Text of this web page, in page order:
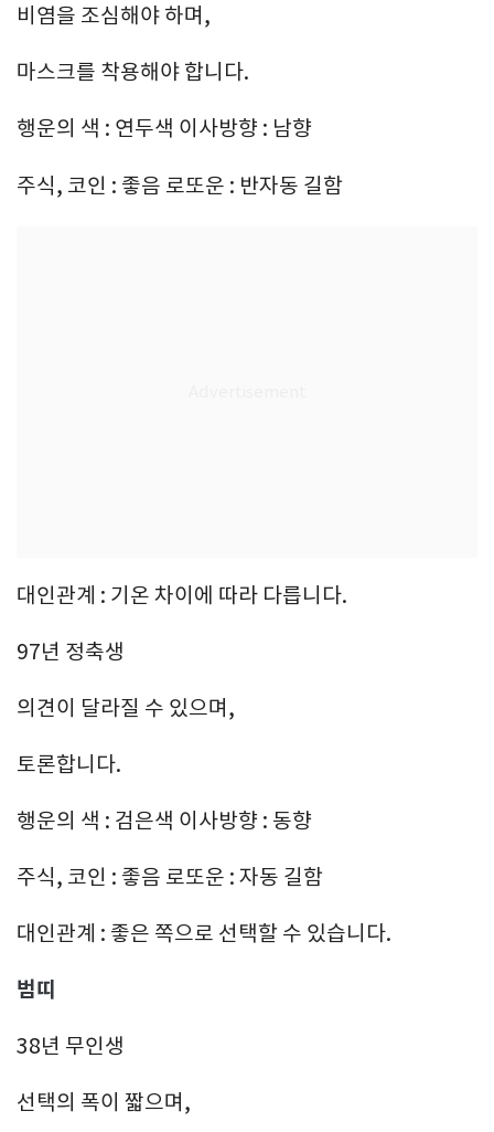
비염을 조심해야 하며,
마스크를 착용해야 합니다.
행운의 색 : 연두색 이사방향 : 남향
주식, 코인 : 좋음 로또운 : 반자동 길함
대인관계 : 기온 차이에 따라 다릅니다.
97년 정축생
의견이 달라질 수 있으며,
토론합니다.
행운의 색 : 검은색 이사방향 : 동향
주식, 코인 : 좋음 로또운 : 자동 길함
대인관계 : 좋은 쪽으로 선택할 수 있습니다.
범띠
38년 무인생
선택의 폭이 짧으며,